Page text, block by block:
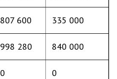
807 600 335 000
998 280 840 000
0 0